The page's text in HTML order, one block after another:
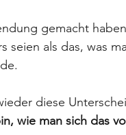
gemacht
seien als das, was
diese
wie man sich das